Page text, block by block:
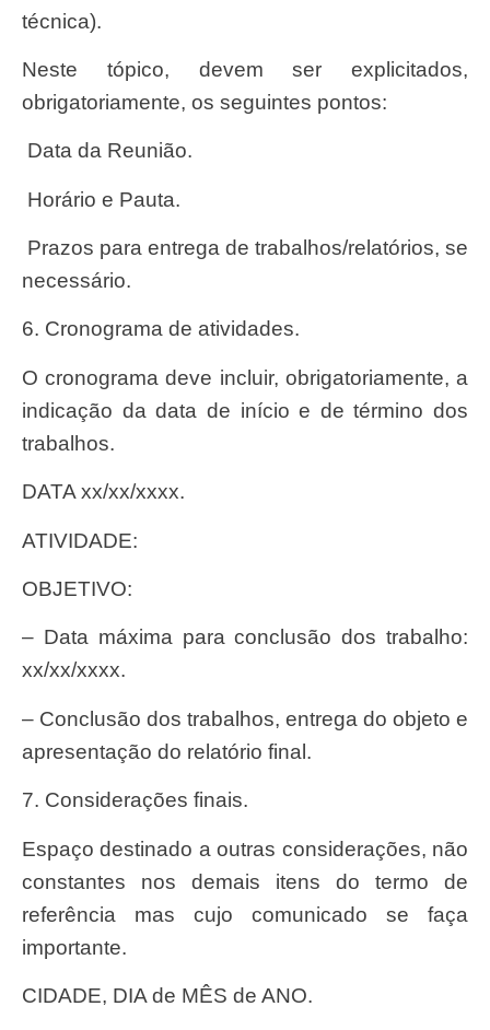
técnica).
Neste tópico, devem ser explicitados,
obrigatoriamente, os seguintes pontos:
 Data da Reunião.
 Horário e Pauta.
necessário.
6. Cronograma de atividades.
O cronograma deve incluir, obrigatoriamente, a
indicação da data de início e de término dos
trabalhos.
DATA xx/xx/xxxx.
ATIVIDADE:
OBJETIVO:
– Data máxima para conclusão dos trabalho:
xx/xx/xxxx.
– Conclusão dos trabalhos, entrega do objeto e
apresentação do relatório final.
7. Considerações finais.
Espaço destinado a outras considerações, não
constantes nos demais itens do termo de
referência mas cujo comunicado se faça
importante.
CIDADE, DIA de MÊS de ANO.